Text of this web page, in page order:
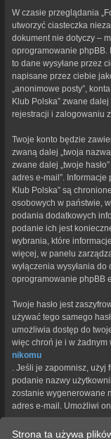
Strona ta używa
W czasie przeglądania
utworzyć ciasteczka
dokument nie dotyczy –
oprogramowanie phpBB.
to dane wysyłane przez
napisane przez ciebie
„anonimowe posty”,
Klub Polska” zwane
rejestracji i zalogowaniu
Twoje konto będzie
zwaną dalej „twoja
zwane dalej „twoje
adres e-mail”. Informacje
Klub Polska” są
osobowych w państwie,
podania dodatkowych
podanie ich jest
wybrania, które
więcej, w panelu
wyłączenia wysyłania
oprogramowanie phpBB
Twoje hasło jest
używać tego samego
umożliwia dostęp do
więc chroń je i w
nikomu
. Jeśli je zapomnisz, użyj
podanie nazwy
zostanie wygenerowane
adres e-mail. Umożliwi